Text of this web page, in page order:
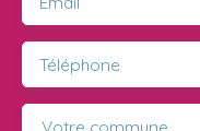
Téléphone
Votre commune